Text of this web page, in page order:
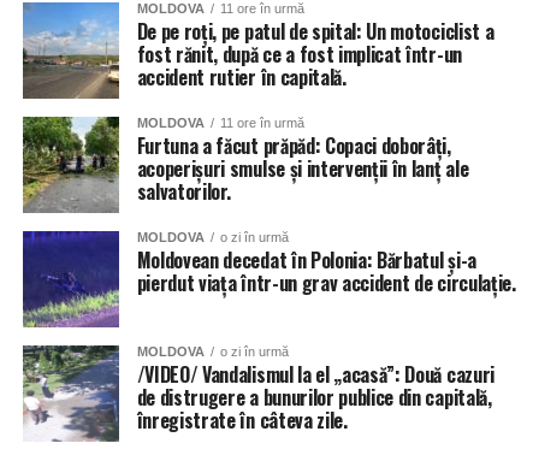
grădinițe din sectoarele Botanica, Buiucani, Centru și
Râșcani. Totuși autoritățile dau asigurări că situația va fi
remediată în cel mai scurt timp.
Inundat a fost și teatrul de Operă și Balet Maria Bieșu, sub
presiunea apei de pe acoperiș, au cedat două țevi.
Inundate au fost și trecerile subterane de pietoni, dar și
parcările amenajate în subsolurile blocurilor locative.
MOLDOVA 11 ore în urmă
De pe roți, pe patul de spital: Un motociclist a
fost rănit, după ce a fost implicat într-un
accident rutier în capitală.
MOLDOVA 11 ore în urmă
Furtuna a făcut prăpăd: Copaci doborâți,
acoperișuri smulse și intervenții în lanț ale
salvatorilor.
MOLDOVA o zi în urmă
Moldovean decedat în Polonia: Bărbatul și-a
pierdut viața într-un grav accident de circulație.
MOLDOVA o zi în urmă
/VIDEO/ Vandalismul la el „acasă”: Două cazuri
de distrugere a bunurilor publice din capitală,
înregistrate în câteva zile.